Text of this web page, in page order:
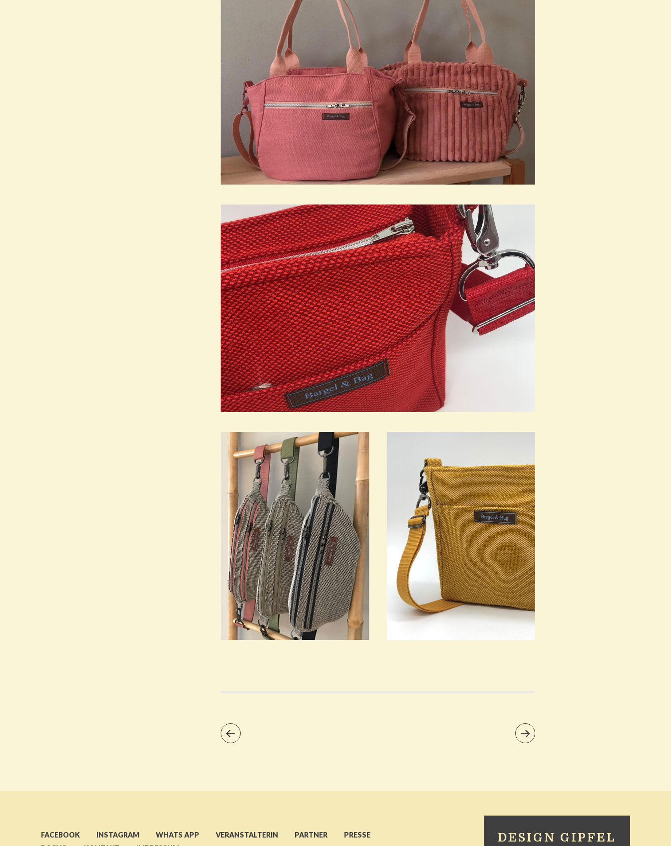
FACEBOOK INSTAGRAM WHATS APP VERANSTALTERIN PARTNER
PRESSE
DESIGN GIPFEL